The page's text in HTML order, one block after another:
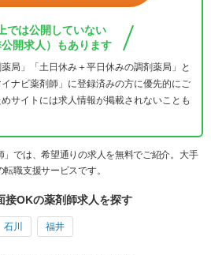
では公開していない
開求人）もあります
局」「土日休み＋平日休みの調剤薬局」と
ナビ薬剤師」に登録済みの方に優先的にご
サイトには求人情報が掲載されないことも
では、希望通りの求人を無料でご紹介。大手
職支援サービスです。
接OKの薬剤師求人を探す
石川 福井